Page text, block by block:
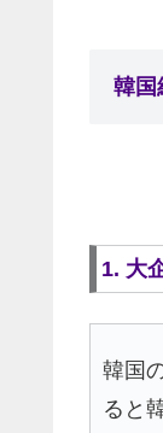
韓国
1. 大
韓国
ると